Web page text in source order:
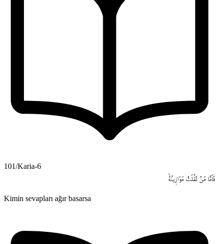
101/Karia-6
فَاَمَّا مَنْ ثَقُلَتْ مَوَاز۪ينُهُۙ
Kimin sevapları ağır basarsa